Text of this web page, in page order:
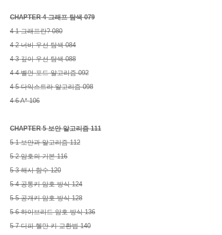
CHAPTER 4 그래프 탐색 079
4-1 그래프란? 080
4-2 너비 우선 탐색 084
4-3 깊이 우선 탐색 088
4-4 벨먼-포드 알고리즘 092
4-5 다익스트라 알고리즘 098
4-6 A* 106
CHAPTER 5 보안 알고리즘 111
5-1 보안과 알고리즘 112
5-2 암호의 기본 116
5-3 해시 함수 120
5-4 공통키 암호 방식 124
5-5 공개키 암호 방식 128
5-6 하이브리드 암호 방식 136
5-7 디피-헬만 키 교환법 140